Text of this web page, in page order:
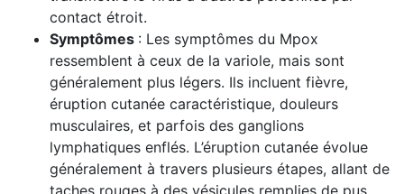
contact étroit.
Symptômes : Les symptômes du Mpox
ressemblent à ceux de la variole, mais sont
généralement plus légers. Ils incluent fièvre,
éruption cutanée caractéristique, douleurs
musculaires, et parfois des ganglions
lymphatiques enflés. L’éruption cutanée évolue
généralement à travers plusieurs étapes, allant de